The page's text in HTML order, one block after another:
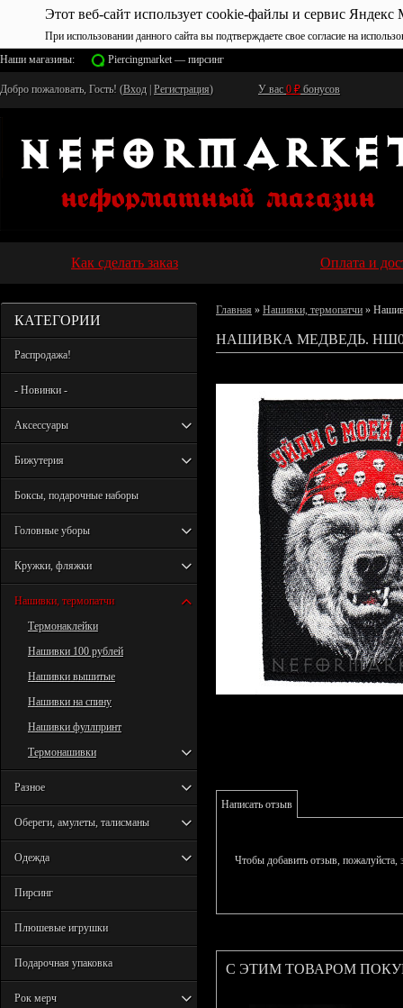
Этот веб-сайт использует cookie-файлы и сервис Яндекс
При использовании данного сайта вы подтверждаете свое согласие на
Наши магазины:
Piercingmarket — пирсинг
Добро пожаловать, Гость! (Вход Регистрация) У вас 0 ₽ бонусов
Как сделать заказ Оплата и
КАТЕГОРИИ
Распродажа!
- Новинки -
Аксессуары
Бижутерия
Боксы, подарочные наборы
Головные уборы
Кружки, фляжки
Нашивки, термопатчи
Термонаклейки
Нашивки 100 рублей
Нашивки вышитые
Нашивки на спину
Нашивки фуллпринт
Термонашивки
Разное
Обереги, амулеты, талисманы
Одежда
Пирсинг
Плюшевые игрушки
Подарочная упаковка
Рок мерч
Главная » Нашивки, термопатчи »
НАШИВКА МЕДВЕДЬ.
Написать отзыв
Чтобы добавить отзыв, пожалуйста,
С ЭТИМ ТОВАРОМ